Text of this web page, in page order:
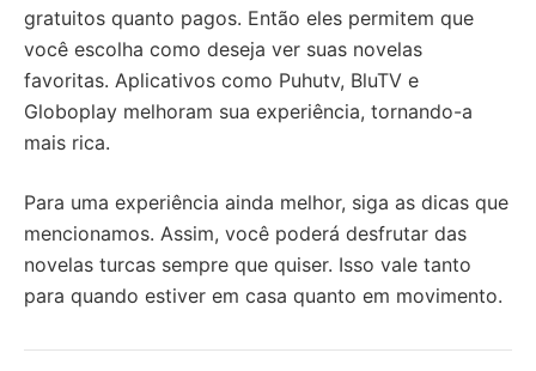
gratuitos quanto pagos. Então eles permitem que
você escolha como deseja ver suas novelas
favoritas. Aplicativos como Puhutv, BluTV e
Globoplay melhoram sua experiência, tornando-a
mais rica.
Para uma experiência ainda melhor, siga as dicas que
mencionamos. Assim, você poderá desfrutar das
novelas turcas sempre que quiser. Isso vale tanto
para quando estiver em casa quanto em movimento.